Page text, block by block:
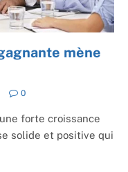
mène
0
forte croissance
solide et positive qui